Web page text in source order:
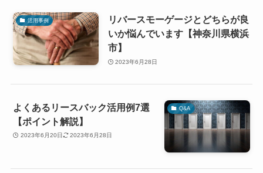
活用事例
リバースモーゲージとどちらが良
いか悩んでいます【神奈川県横浜
市】
2023年6月28日
Q&A
よくあるリースバック活用例7選
【ポイント解説】
2023年6月20日 2023年6月28日